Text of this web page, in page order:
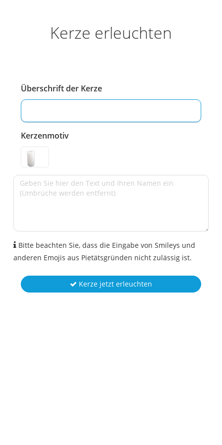
Kerze erleuchten
Überschrift der Kerze
Kerzenmotiv
Bitte beachten Sie, dass die Eingabe von Smileys und
anderen Emojis aus Pietätsgründen nicht zulässig ist.
Kerze jetzt erleuchten